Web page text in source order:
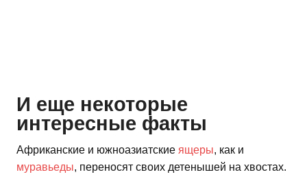
И еще некоторые
интересные факты
Африканские и южноазиатские ящеры, как и
муравьеды, переносят своих детенышей на хвостах.